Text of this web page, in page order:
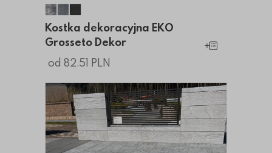
Kostka dekoracyjna EKO Grosseto Dekor
Kostka dekoracyjna EKO Grosseto Dekor
Kostka dekoracyjna EKO Grosseto
Kostka dekoracyjna EKO
Grosseto Dekor
od 82.51 PLN
Dodaj do